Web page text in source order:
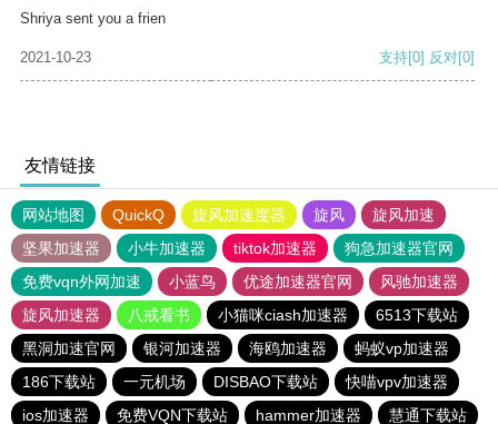
Shriya sent you a frien
2021-10-23 支持[0] 反对[0]
友情链接
网站地图 QuickQ 旋风加速度器 旋风
旋风加速
坚果加速器
小牛加速器 tiktok加速器
狗急加速器官网
免费vqn外网加速
小蓝鸟 优途加速器官网
风驰加速器
旋风加速器
八戒看书 小猫咪ciash加速器
6513下载站
黑洞加速官网
银河加速器 海鸥加速器
蚂蚁vp加速器
186下载站
一元机场 DISBAO下载站
快喵vpv加速器
ios加速器
免费VQN下载站 hammer加速器 慧通下载站